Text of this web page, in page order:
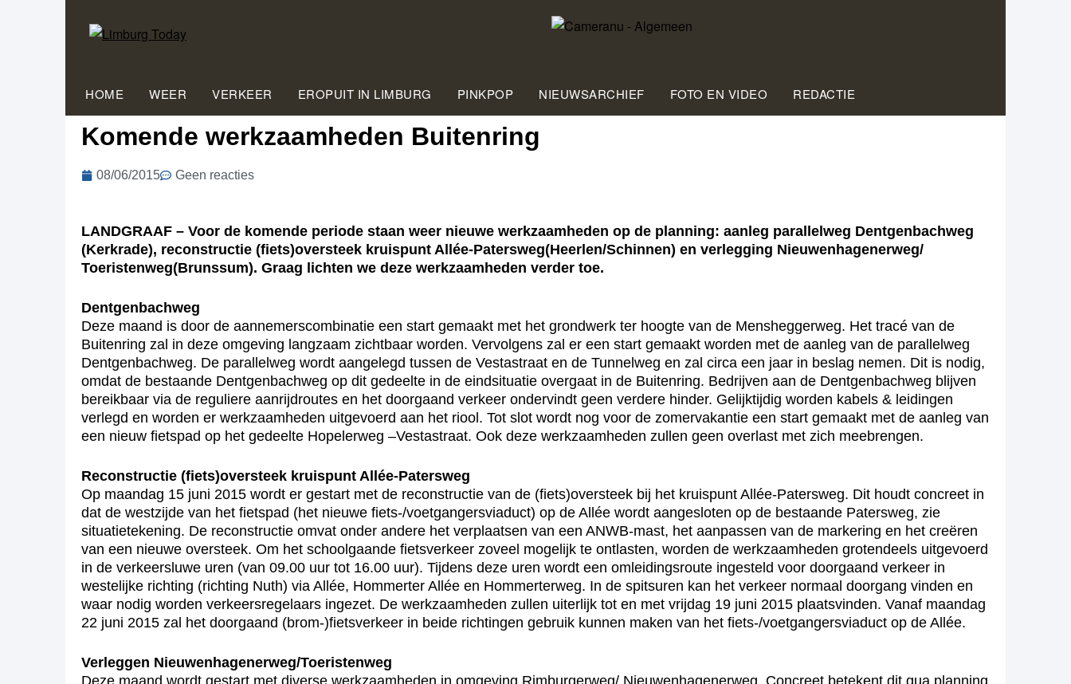
HOME WEER VERKEER EROPUIT IN LIMBURG PINKPOP NIEUWSARCHIEF FOTO EN VIDEO REDACTIE
Komende werkzaamheden Buitenring
08/06/2015 Geen reacties
LANDGRAAF – Voor de komende periode staan weer nieuwe werkzaamheden op de planning: aanleg parallelweg Dentgenbachweg
(Kerkrade), reconstructie (fiets)oversteek kruispunt Allée-Patersweg(Heerlen/Schinnen) en verlegging Nieuwenhagenerweg/
Toeristenweg(Brunssum). Graag lichten we deze werkzaamheden verder toe.
Dentgenbachweg
Deze maand is door de aannemerscombinatie een start gemaakt met het grondwerk ter hoogte van de Mensheggerweg. Het tracé van de
Buitenring zal in deze omgeving langzaam zichtbaar worden. Vervolgens zal er een start gemaakt worden met de aanleg van de parallelweg
Dentgenbachweg. De parallelweg wordt aangelegd tussen de Vestastraat en de Tunnelweg en zal circa een jaar in beslag nemen. Dit is nodig,
omdat de bestaande Dentgenbachweg op dit gedeelte in de eindsituatie overgaat in de Buitenring. Bedrijven aan de Dentgenbachweg blijven
bereikbaar via de reguliere aanrijdroutes en het doorgaand verkeer ondervindt geen verdere hinder. Gelijktijdig worden kabels & leidingen
verlegd en worden er werkzaamheden uitgevoerd aan het riool. Tot slot wordt nog voor de zomervakantie een start gemaakt met de aanleg van
een nieuw fietspad op het gedeelte Hopelerweg –Vestastraat. Ook deze werkzaamheden zullen geen overlast met zich meebrengen.
Reconstructie (fiets)oversteek kruispunt Allée-Patersweg
Op maandag 15 juni 2015 wordt er gestart met de reconstructie van de (fiets)oversteek bij het kruispunt Allée-Patersweg. Dit houdt concreet in
dat de westzijde van het fietspad (het nieuwe fiets-/voetgangersviaduct) op de Allée wordt aangesloten op de bestaande Patersweg, zie
situatietekening. De reconstructie omvat onder andere het verplaatsen van een ANWB-mast, het aanpassen van de markering en het creëren
van een nieuwe oversteek. Om het schoolgaande fietsverkeer zoveel mogelijk te ontlasten, worden de werkzaamheden grotendeels uitgevoerd
in de verkeersluwe uren (van 09.00 uur tot 16.00 uur). Tijdens deze uren wordt een omleidingsroute ingesteld voor doorgaand verkeer in
westelijke richting (richting Nuth) via Allée, Hommerter Allée en Hommerterweg. In de spitsuren kan het verkeer normaal doorgang vinden en
waar nodig worden verkeersregelaars ingezet. De werkzaamheden zullen uiterlijk tot en met vrijdag 19 juni 2015 plaatsvinden. Vanaf maandag
22 juni 2015 zal het doorgaand (brom-)fietsverkeer in beide richtingen gebruik kunnen maken van het fiets-/voetgangersviaduct op de Allée.
Verleggen Nieuwenhagenerweg/Toeristenweg
Deze maand wordt gestart met diverse werkzaamheden in omgeving Rimburgerweg/ Nieuwenhagenerweg. Concreet betekent dit qua planning